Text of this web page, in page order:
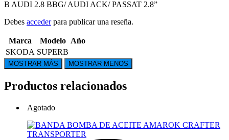
B AUDI 2.8 BBG/ AUDI ACK/ PASSAT 2.8”
Debes accederpara publicar una reseña.
Marca Modelo
Año
SKODA SUPERB
Productos relacionados
Agotado